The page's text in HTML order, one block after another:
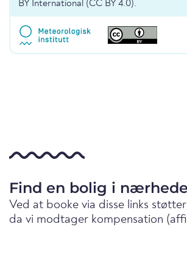
BY International (CC BY 4.0).
Find en bolig i
Ved at booke via disse links
da vi modtager kompensation